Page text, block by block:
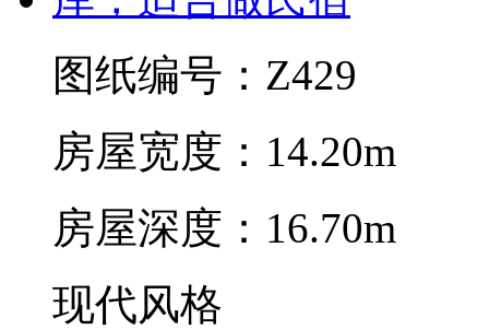
图纸编号：Z429
房屋宽度：14.20m
房屋深度：16.70m
现代风格